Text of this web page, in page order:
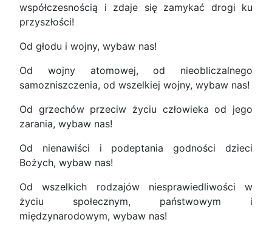
współczesnością i zdaje się zamykać drogi ku
przyszłości!
Od głodu i wojny, wybaw nas!
Od wojny atomowej, od nieobliczalnego
samozniszczenia, od wszelkiej wojny, wybaw nas!
Od grzechów przeciw życiu człowieka od jego
zarania, wybaw nas!
Od nienawiści i podeptania godności dzieci
Bożych, wybaw nas!
Od wszelkich rodzajów niesprawiedliwości w
życiu społecznym, państwowym i
międzynarodowym, wybaw nas!